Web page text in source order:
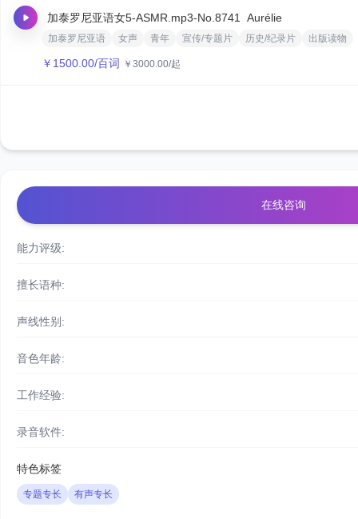
加泰罗尼亚语女5-ASMR.mp3-No.8741 ‌Aurélie‌
加泰罗尼亚语 女声 青年 宣传/专题片 历史/纪录片 出版读物
￥ 1500.00/百词 ￥ 3000.00/起
在线咨询
能力评级:
擅长语种:
声线性别:
音色年龄:
工作经验:
录音软件:
特色标签
专题专长 有声专长